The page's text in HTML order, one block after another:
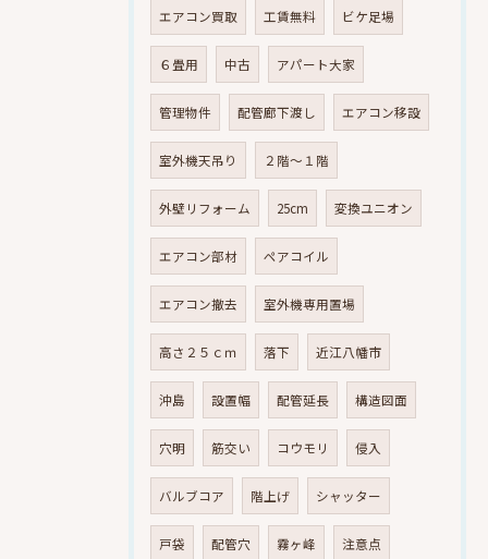
エアコン買取 工賃無料 ビケ足場
６畳用 中古 アパート大家
管理物件 配管廊下渡し エアコン移設
室外機天吊り ２階～１階
外壁リフォーム 25cm 変換ユニオン
エアコン部材 ペアコイル
エアコン撤去 室外機専用置場
高さ２５ｃｍ 落下 近江八幡市
沖島 設置幅 配管延長 構造図面
穴明 筋交い コウモリ 侵入
バルブコア 階上げ シャッター
戸袋 配管穴 霧ヶ峰 注意点